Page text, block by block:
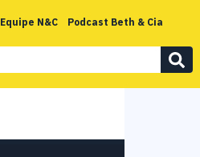
Equipe N&C
Podcast Beth & Cia